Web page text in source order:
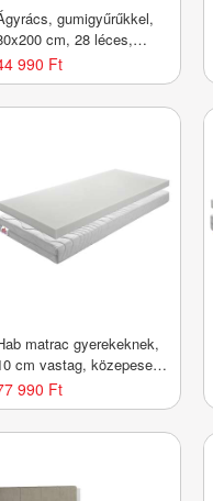
gumigyűrűkkel,
cm, 28 léces,
- ANTA - Butopêa
990 Ft
matrac gyerekeknek,
cm vastag, közepesen
120x90 cm -
- Butopêa
990 Ft